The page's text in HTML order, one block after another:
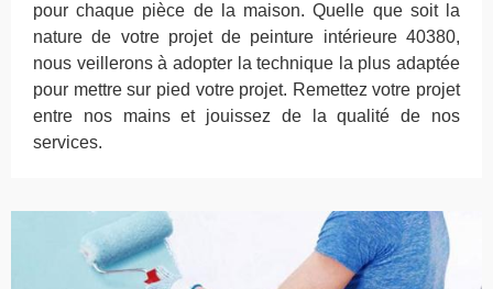
pour chaque pièce de la maison. Quelle que soit la
nature de votre projet de peinture intérieure 40380,
nous veillerons à adopter la technique la plus adaptée
pour mettre sur pied votre projet. Remettez votre projet
entre nos mains et jouissez de la qualité de nos
services.